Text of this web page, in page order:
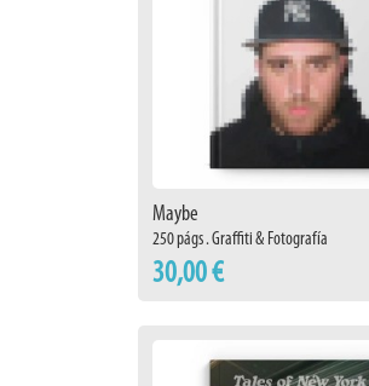
Maybe
250 págs . Graffiti & Fotografía
30,00 €